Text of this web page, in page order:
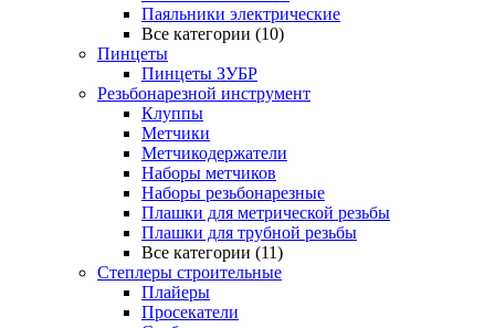
Паяльники электрические
Все категории (10)
Пинцеты
Пинцеты ЗУБР
Резьбонарезной инструмент
Клуппы
Метчики
Метчикодержатели
Наборы метчиков
Наборы резьбонарезные
Плашки для метрической резьбы
Плашки для трубной резьбы
Все категории (11)
Степлеры строительные
Плайеры
Просекатели